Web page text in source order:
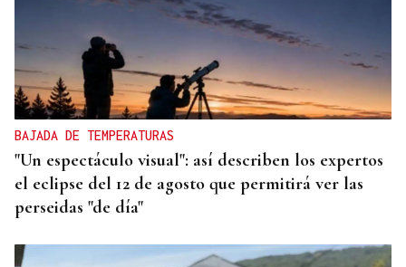
BAJADA DE TEMPERATURAS
"Un espectáculo visual": así describen los expertos
el eclipse del 12 de agosto que permitirá ver las
perseidas "de día"